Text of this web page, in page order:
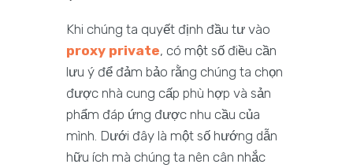
Khi chúng ta quyết định đầu tư vào
proxy private, có một số điều cần
lưu ý để đảm bảo rằng chúng ta chọn
được nhà cung cấp phù hợp và sản
phẩm đáp ứng được nhu cầu của
mình. Dưới đây là một số hướng dẫn
hữu ích mà chúng ta nên cân nhắc